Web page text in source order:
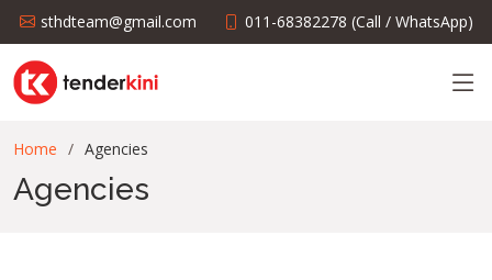
sthdteam@gmail.com 011-68382278 (Call / WhatsApp)
Home Agencies
Agencies